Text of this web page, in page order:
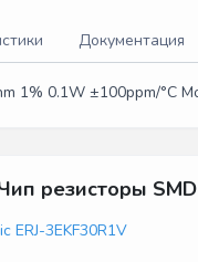
Документация
1% 0.1W ±100ppm/°C
резисторы SMD
ERJ-3EKF30R1V